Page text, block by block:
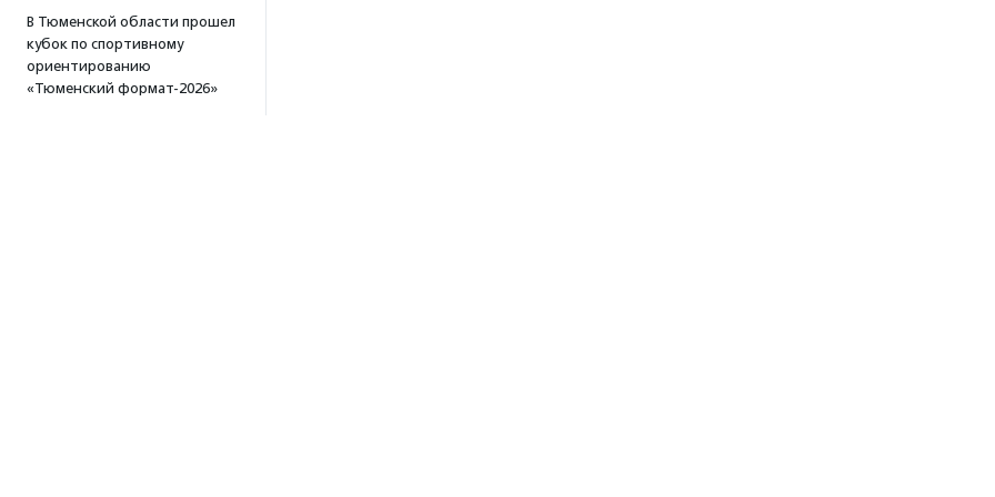
В Тюменской области прошел
кубок по спортивному
ориентированию
«Тюменский формат-2026»